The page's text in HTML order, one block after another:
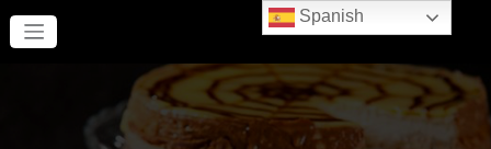
contenido
Spanish